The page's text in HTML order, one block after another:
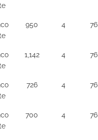
950 4 76
1,142 4 76
726 4 76
700 4 76